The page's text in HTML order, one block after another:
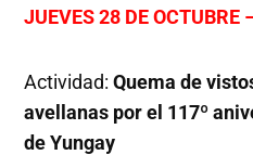
JUEVES 28 DE OCTUBRE
Actividad:Quema de
avellanas por el 117º
de Yungay